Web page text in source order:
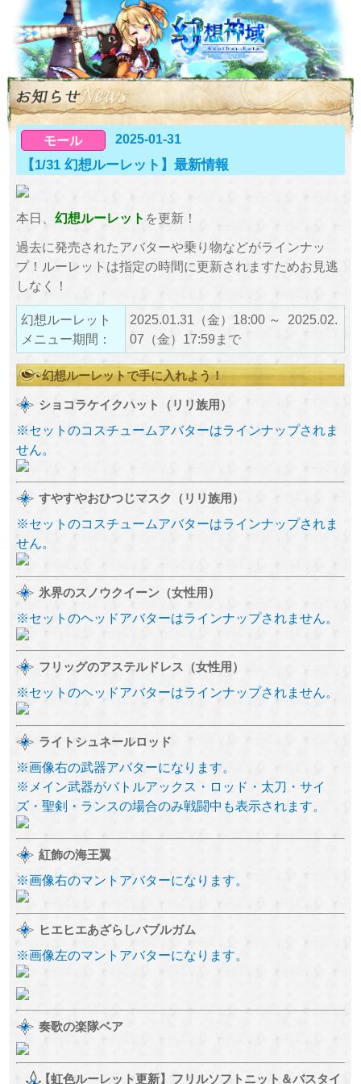
モール 2025-01-31
【1/31 幻想ルーレット】最新情報
本日、 幻想ルーレット を更新！
過去に発売されたアバターや乗り物などがラインナッ
プ！ルーレットは指定の時間に更新されますためお見逃
しなく！
幻想ルーレット
メニュー期間：
2025.01.31（金）18:00 ～ 2025.02.
07（金）17:59まで
幻想ルーレットで手に入れよう！
ショコラケイクハット（リリ族用）
※セットのコスチュームアバターはラインナップされま
せん。
すやすやおひつじマスク（リリ族用）
※セットのコスチュームアバターはラインナップされま
せん。
氷界のスノウクイーン（女性用）
※セットのヘッドアバターはラインナップされません。
フリッグのアステルドレス（女性用）
※セットのヘッドアバターはラインナップされません。
ライトシュネールロッド
※画像右の武器アバターになります。
※メイン武器がバトルアックス・ロッド・太刀・サイ
ズ・聖剣・ランスの場合のみ戦闘中も表示されます。
紅飾の海王翼
※画像右のマントアバターになります。
ヒエヒエあざらしバブルガム
※画像左のマントアバターになります。
奏歌の楽隊ベア
【虹色ルーレット更新】フリルソフトニット＆バスタイ